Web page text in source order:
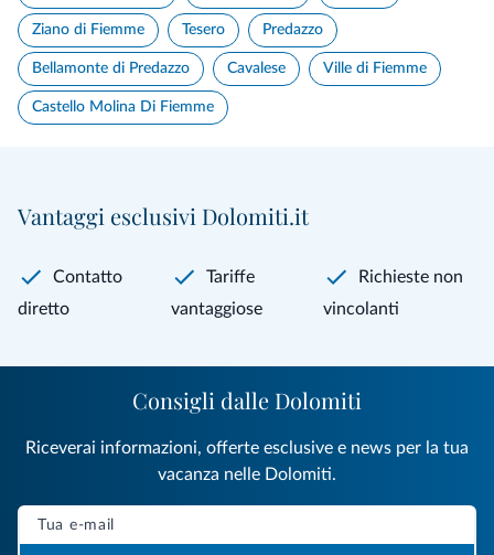
Ziano di Fiemme Tesero Predazzo
Bellamonte di Predazzo Cavalese Ville di Fiemme
Castello Molina Di Fiemme
Vantaggi esclusivi Dolomiti.it
Contatto
diretto
Tariffe
vantaggiose
Richieste non
vincolanti
Consigli dalle Dolomiti
Riceverai informazioni, offerte esclusive e news per la tua
vacanza nelle Dolomiti.